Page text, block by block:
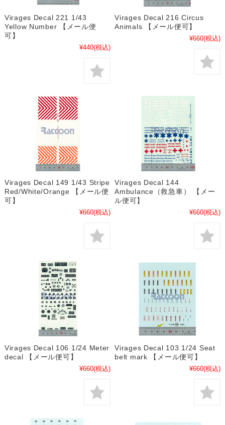
Virages Decal 221 1/43
Yellow Number 【メール便
可】
¥440(税込)
Virages Decal 216 Circus
Animals 【メール便可】
¥660(税込)
Virages Decal 149 1/43 Stripe
Red/White/Orange 【メール便
可】
¥660(税込)
Virages Decal 144
Ambulance（救急車） 【メー
ル便可】
¥660(税込)
Virages Decal 106 1/24 Meter
decal 【メール便可】
¥660(税込)
Virages Decal 103 1/24 Seat
belt mark 【メール便可】
¥660(税込)